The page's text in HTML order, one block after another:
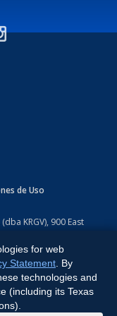
de Uso
(dba KRGV), 900 East
Softwarefor web
Statement . By
technologies and
(including its Texas